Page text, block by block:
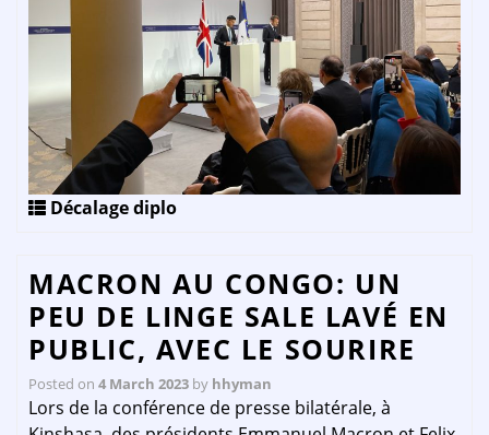
Décalage diplo
MACRON AU CONGO: UN
PEU DE LINGE SALE LAVÉ EN
PUBLIC, AVEC LE SOURIRE
Posted on 4 March 2023 by hhyman
Lors de la conférence de presse bilatérale, à